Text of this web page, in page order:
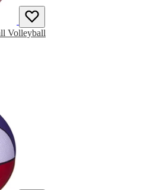
Volleyball